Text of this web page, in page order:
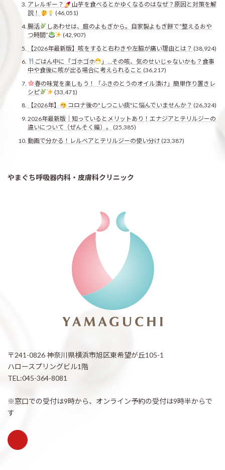
アレルギー？
山芋を食べるとかゆくなるのはなぜ？原因と対策を解
説！
(46,051)
腸活
しあわせは、庭のよもぎから。自家製よもぎ餅で“整えるおや
つ時間”
(42,907)
【2026年最新版】咳をすると右わきや左脇が痛い理由とは？ (38,924)
ごはん中に「ゴホゴホ
」…その咳、気のせいじゃないかも？食事
中や食後に咳が出る場合に考えられること (36,217)
春の味覚を楽しもう！「ふきのとうのオイル漬け」簡単作り置きレ
シピ
(33,471)
【2026年】
コロナ後の"しつこい痰"に悩んでいませんか？ (26,324)
2026年最新版｜知っているとメリットあり！エナジアとテリルジーの
違いについて（ぜんそく編）。
(25,385)
動画で分かる！レルベアとテリルジーの使い分け (23,387)
やまぐち呼吸器内科・皮膚科クリニック
〒241-0826 神奈川県横浜市旭区東希望が丘105-1
ハロースプリングビル1階
TEL:045-364-8081
※窓口での受付は9時から、オンライン予約の受付は9時半からで
す